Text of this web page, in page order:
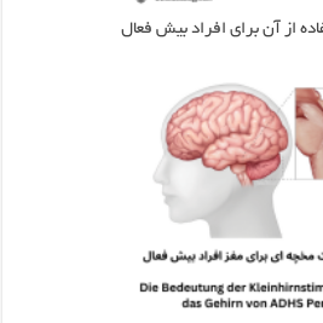
از آن برای افراد بیش فعال